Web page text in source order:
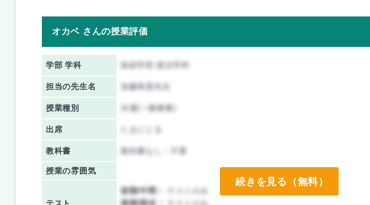
オカベ さんの授業評価
学部 学科 政経学部 政治学科
担当の先生名 加藤将貴先生
授業種別 共通(一般教養)
出席
教科書 教科書なし・不要
授業の雰囲気
テスト
前期/中間：
テストのみ
後期/期末：
テストのみ
続きを見る（無料）